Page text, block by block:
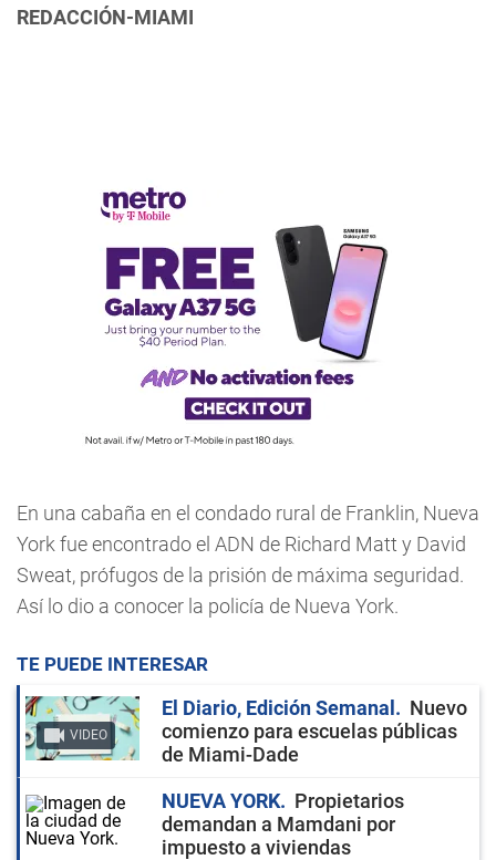
REDACCIÓN-MIAMI
En una cabaña en el condado rural de Franklin, Nueva
York fue encontrado el ADN de Richard Matt y David
Sweat, prófugos de la prisión de máxima seguridad.
Así lo dio a conocer la policía de Nueva York.
TE PUEDE INTERESAR
VIDEO
El Diario, Edición Semanal
Nuevo
comienzo para escuelas públicas
de Miami-Dade
NUEVA YORK
Propietarios
demandan a Mamdani por
impuesto a viviendas